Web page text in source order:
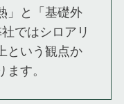
」と「基礎外
ではシロアリ
という観点か
す。